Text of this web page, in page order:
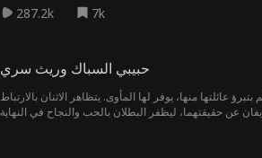
287.2k 7k
حبيبي السباك وريث سري
عائلتها منها، يوفر لها المأوى. يتظاهر الاثنان بالارتباط